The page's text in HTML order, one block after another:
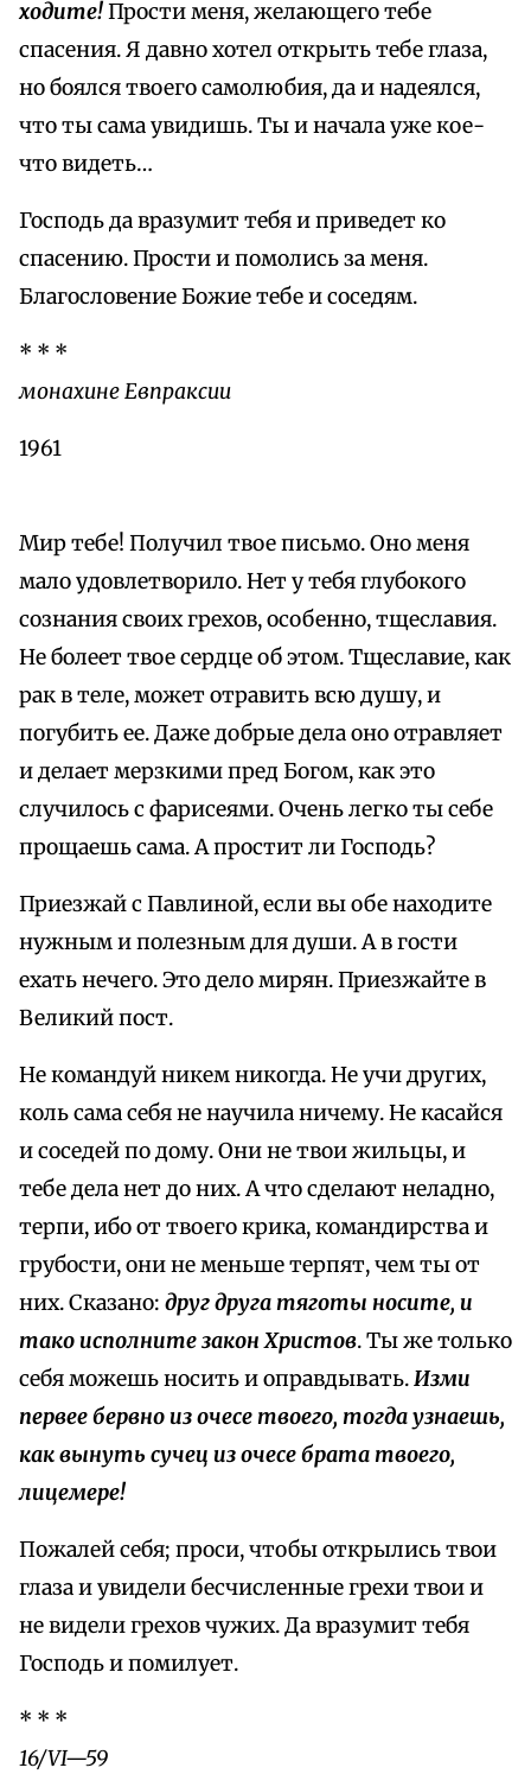
ходите!Прости меня, желающего тебе
спасения. Я давно хотел открыть тебе глаза,
но боялся твоего самолюбия, да и надеялся,
что ты сама увидишь. Ты и начала уже кое-
что видеть…
Господь да вразумит тебя и приведет ко
спасению. Прости и помолись за меня.
Благословение Божие тебе и соседям.
* * *
монахине Евпраксии
1961
Мир тебе! Получил твое письмо. Оно меня
мало удовлетворило. Нет у тебя глубокого
сознания своих грехов, особенно, тщеславия.
Не болеет твое сердце об этом. Тщеславие, как
рак в теле, может отравить всю душу, и
погубить ее. Даже добрые дела оно отравляет
и делает мерзкими пред Богом, как это
случилось с фарисеями. Очень легко ты себе
прощаешь сама. А простит ли Господь?
Приезжай с Павлиной, если вы обе находите
нужным и полезным для души. А в гости
ехать нечего. Это дело мирян. Приезжайте в
Великий пост.
Не командуй никем никогда. Не учи других,
коль сама себя не научила ничему. Не касайся
и соседей по дому. Они не твои жильцы, и
тебе дела нет до них. А что сделают неладно,
терпи, ибо от твоего крика, командирства и
грубости, они не меньше терпят, чем ты от
них. Сказано: друг друга тяготы носите, и
тако исполните закон Христов. Ты же только
себя можешь носить и оправдывать.Изми
первее бервно из очесе твоего, тогда узнаешь,
как вынуть сучец из очесе брата твоего,
лицемере!
Пожалей себя; проси, чтобы открылись твои
глаза и увидели бесчисленные грехи твои и
не видели грехов чужих. Да вразумит тебя
Господь и помилует.
* * *
16/VI—59